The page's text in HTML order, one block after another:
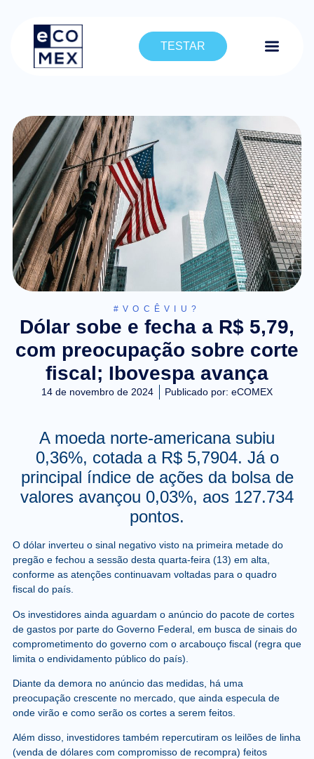
TESTAR
#VOCÊVIU?
Dólar sobe e fecha a R$ 5,79,
com preocupação sobre corte
fiscal; Ibovespa avança
14 de novembro de 2024 Publicado por: eCOMEX
A moeda norte-americana subiu
0,36%, cotada a R$ 5,7904. Já o
principal índice de ações da bolsa de
valores avançou 0,03%, aos 127.734
pontos.
O dólar inverteu o sinal negativo visto na primeira metade do
pregão e fechou a sessão desta quarta-feira (13) em alta,
conforme as atenções continuavam voltadas para o quadro
fiscal do país.
Os investidores ainda aguardam o anúncio do pacote de cortes
de gastos por parte do Governo Federal, em busca de sinais do
comprometimento do governo com o arcabouço fiscal (regra que
limita o endividamento público do país).
Diante da demora no anúncio das medidas, há uma
preocupação crescente no mercado, que ainda especula de
onde virão e como serão os cortes a serem feitos.
Além disso, investidores também repercutiram os leilões de linha
(venda de dólares com compromisso de recompra) feitos